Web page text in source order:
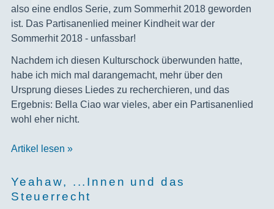
also eine endlos Serie, zum Sommerhit 2018 geworden
ist. Das Partisanenlied meiner Kindheit war der
Sommerhit 2018 - unfassbar!
Nachdem ich diesen Kulturschock überwunden hatte,
habe ich mich mal darangemacht, mehr über den
Ursprung dieses Liedes zu recherchieren, und das
Ergebnis: Bella Ciao war vieles, aber ein Partisanenlied
wohl eher nicht.
Artikel lesen »
Yeahaw, ...Innen und das
Steuerrecht